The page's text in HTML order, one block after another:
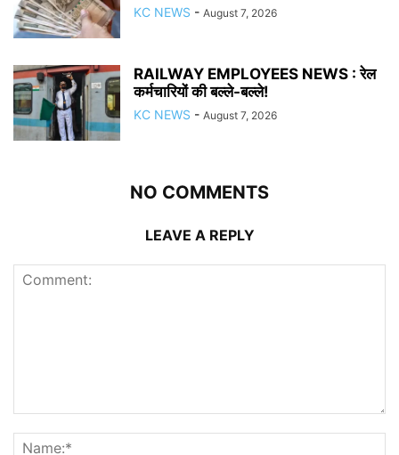
KC NEWS - August 7, 2026
RAILWAY EMPLOYEES NEWS : रेल
कर्मचारियों की बल्ले-बल्ले!
KC NEWS - August 7, 2026
NO COMMENTS
LEAVE A REPLY